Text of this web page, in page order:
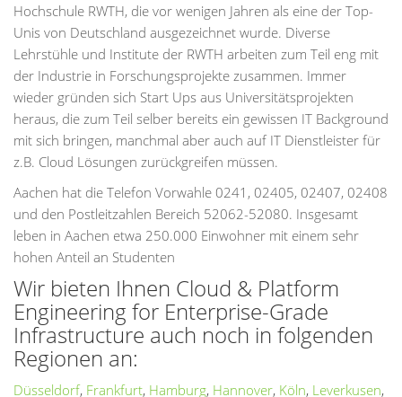
Hochschule RWTH, die vor wenigen Jahren als eine der Top-
Unis von Deutschland ausgezeichnet wurde. Diverse
Lehrstühle und Institute der RWTH arbeiten zum Teil eng mit
der Industrie in Forschungsprojekte zusammen. Immer
wieder gründen sich Start Ups aus Universitätsprojekten
heraus, die zum Teil selber bereits ein gewissen IT Background
mit sich bringen, manchmal aber auch auf IT Dienstleister für
z.B. Cloud Lösungen zurückgreifen müssen.
Aachen hat die Telefon Vorwahle 0241, 02405, 02407, 02408
und den Postleitzahlen Bereich 52062-52080. Insgesamt
leben in Aachen etwa 250.000 Einwohner mit einem sehr
hohen Anteil an Studenten
Wir bieten Ihnen Cloud & Platform
Engineering for Enterprise-Grade
Infrastructure auch noch in folgenden
Regionen an:
Düsseldorf, Frankfurt, Hamburg, Hannover, Köln, Leverkusen,